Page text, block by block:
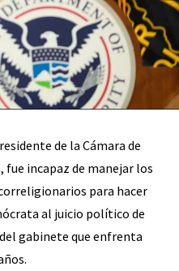
de la Cámara de
incapaz de manejar los
para hacer
al juicio político de
gabinete que enfrenta